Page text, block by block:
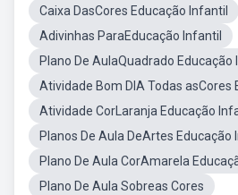
Caixa DasCores Educação Infantil
Adivinhas ParaEducação Infantil
Plano De AulaQuadrado Educação
Atividade Bom DIA Todas asCores
Atividade CorLaranja Educação
Planos De Aula DeArtes Educação
Plano De Aula CorAmarela
Plano De Aula Sobreas Cores